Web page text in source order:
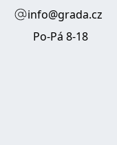
info@grada.cz
Po-Pá 8-18